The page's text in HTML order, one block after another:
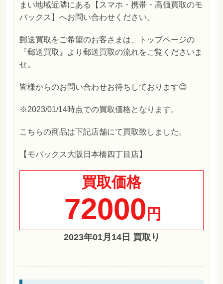
まい地域近隣にある【スマホ・携帯・高価買取のモ
バックス】へお問い合わせください。
郵送買取をご希望のお客さまは、トップページの
『郵送買取』より郵送買取の流れをご覧くださいま
せ。
皆様からのお問い合わせお待ちしております😊
※2023/01/14時点での買取価格となります。
こちらの商品は下記店舗にて買取致しました。
【モバックス大阪日本橋四丁目店】
買取価格
72000 円
2023年01月14日 買取り